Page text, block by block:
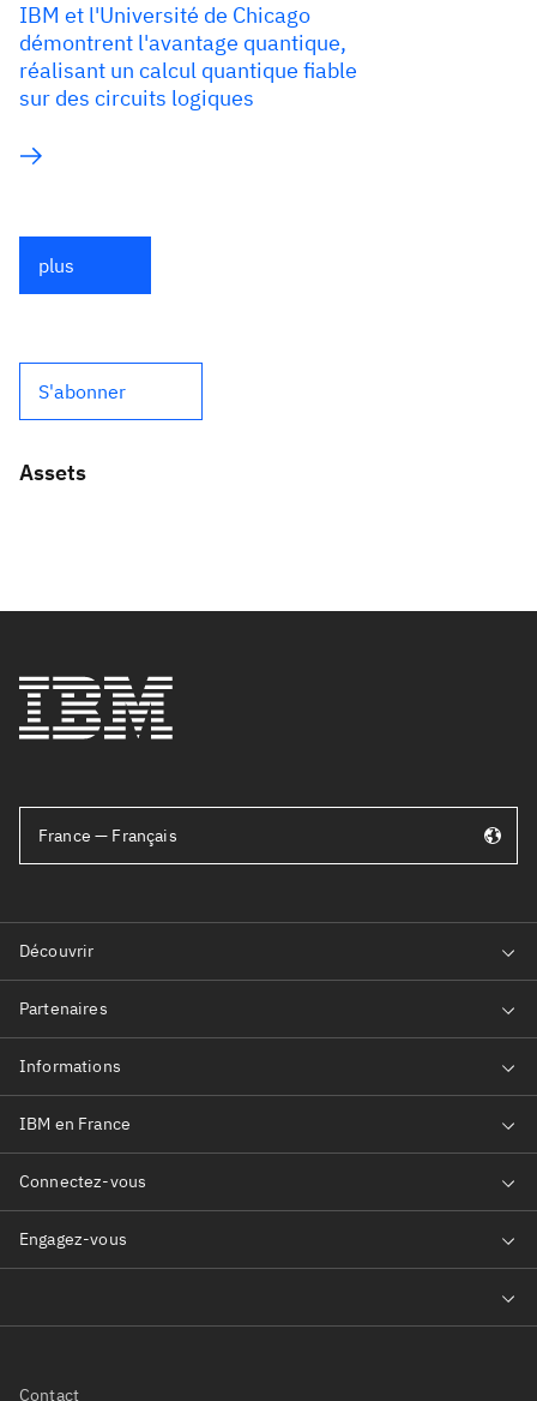
IBM et l'Université de Chicago
démontrent l'avantage quantique,
réalisant un calcul quantique fiable
sur des circuits logiques
plus
S'abonner
Assets
France — Français
Contact